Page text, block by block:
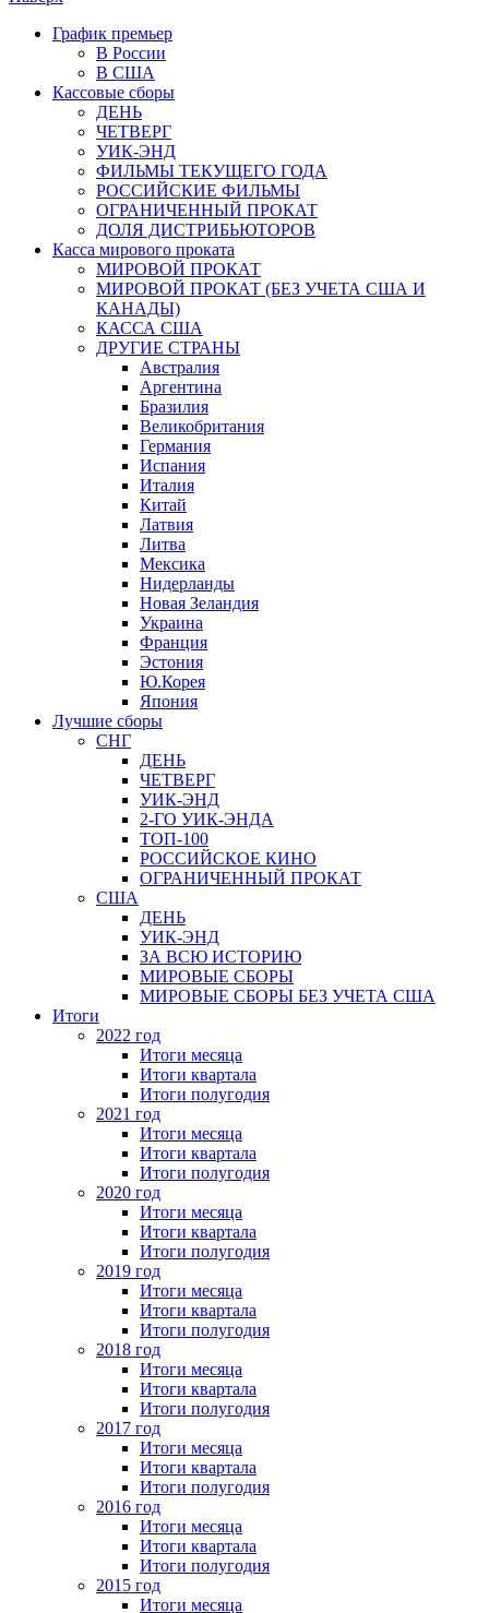
График премьер
В России
В США
Кассовые сборы
ДЕНЬ
ЧЕТВЕРГ
УИК-ЭНД
ФИЛЬМЫ ТЕКУЩЕГО ГОДА
РОССИЙСКИЕ ФИЛЬМЫ
ОГРАНИЧЕННЫЙ ПРОКАТ
ДОЛЯ ДИСТРИБЬЮТОРОВ
Касса мирового проката
МИРОВОЙ ПРОКАТ
МИРОВОЙ ПРОКАТ (БЕЗ УЧЕТА США И
КАНАДЫ)
КАССА США
ДРУГИЕ СТРАНЫ
Австралия
Аргентина
Бразилия
Великобритания
Германия
Испания
Италия
Китай
Латвия
Литва
Мексика
Нидерланды
Новая Зеландия
Украина
Франция
Эстония
Ю.Корея
Япония
Лучшие сборы
СНГ
ДЕНЬ
ЧЕТВЕРГ
УИК-ЭНД
2-ГО УИК-ЭНДА
ТОП-100
РОССИЙСКОЕ КИНО
ОГРАНИЧЕННЫЙ ПРОКАТ
США
ДЕНЬ
УИК-ЭНД
ЗА ВСЮ ИСТОРИЮ
МИРОВЫЕ СБОРЫ
МИРОВЫЕ СБОРЫ БЕЗ УЧЕТА США
Итоги
2022 год
Итоги месяца
Итоги квартала
Итоги полугодия
2021 год
Итоги месяца
Итоги квартала
Итоги полугодия
2020 год
Итоги месяца
Итоги квартала
Итоги полугодия
2019 год
Итоги месяца
Итоги квартала
Итоги полугодия
2018 год
Итоги месяца
Итоги квартала
Итоги полугодия
2017 год
Итоги месяца
Итоги квартала
Итоги полугодия
2016 год
Итоги месяца
Итоги квартала
Итоги полугодия
2015 год
Итоги месяца